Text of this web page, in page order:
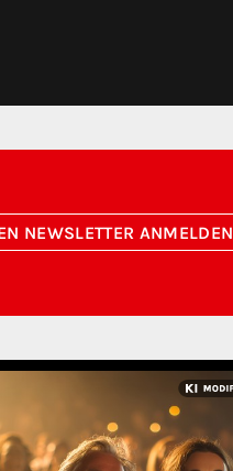
NEWSLETTER ANMELDEN